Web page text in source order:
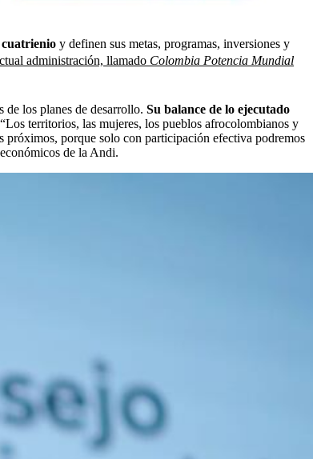
cuatrienio y definen sus metas, programas, inversiones y
administración, llamado Colombia Potencia Mundial
los planes de desarrollo. Su balance de lo ejecutado
“Los territorios, las mujeres, los pueblos afrocolombianos y
próximos, porque solo con participación efectiva podremos
de la Andi.